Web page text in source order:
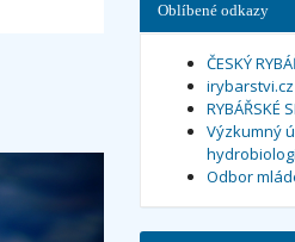
Oblíbené odkazy
ČESKÝ
irybarstvi.cz
RYBÁŘSKÉ
Výzkumný
Odbor